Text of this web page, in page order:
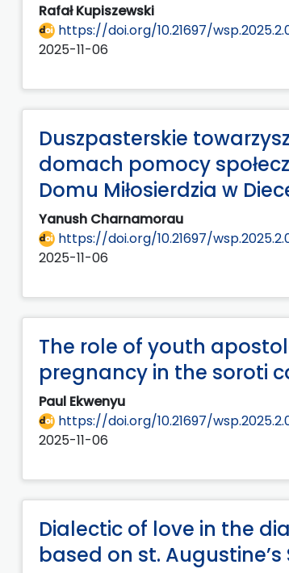
Rafał Kupiszewski
https://doi.org/10.21697/
2025-11-06
Duszpasterskie
domach pomocy
Domu Miłosierdzia w
Yanush Charnamorau
https://doi.org/10.21697/
2025-11-06
The role of youth
pregnancy in the soroti
Paul Ekwenyu
https://doi.org/10.21697/
2025-11-06
Dialectic of love in the
based on st. Augustine’s